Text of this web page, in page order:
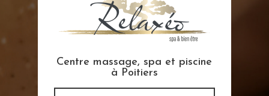
Centre massage, spa et piscine
à Poitiers